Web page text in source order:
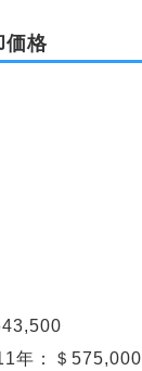
格
年：＄575,000